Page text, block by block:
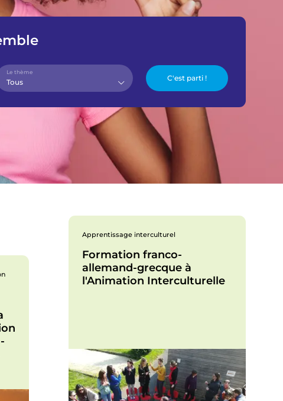
n
m
e
Le thème
Tous
Apprentissage interculturel
Formation franco-
allemand-grecque à
l'Animation Interculturelle